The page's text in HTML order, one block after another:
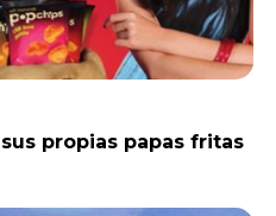
propias papas fritas